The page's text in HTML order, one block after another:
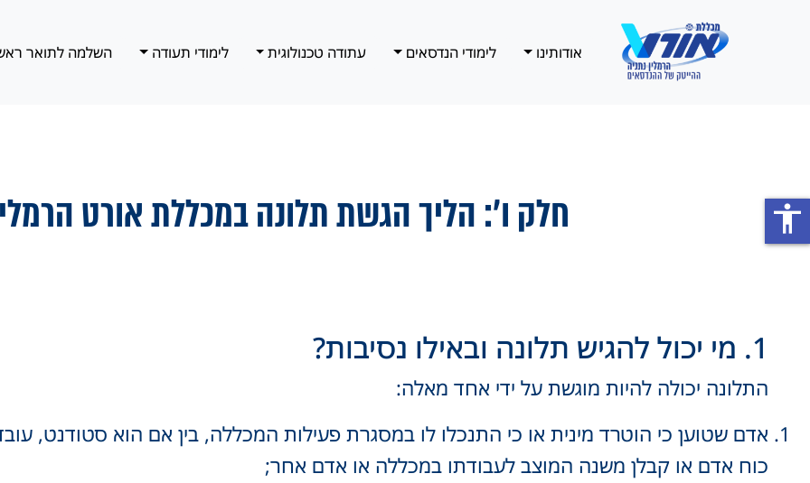
אודותינו לימודי הנדסאים עתודה טכנולוגית לימודי תעודה השלמה לתואר
חלק ו': הליך הגשת תלונה במכללת אורט
1. מי יכול להגיש תלונה ובאילו נסיבות?
התלונה יכולה להיות מוגשת על ידי אחד מאלה:
אדם שטוען כי הוטרד מינית או כי התנכלו לו במסגרת פעילות המכללה, בין אם הוא סטודנט,
כוח אדם או קבלן משנה המוצב לעבודתו במכללה או אדם אחר;
accessibility